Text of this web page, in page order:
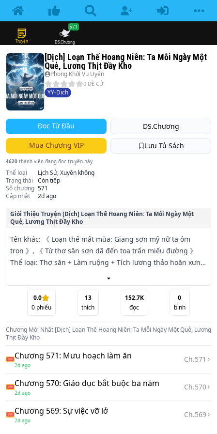
Truyện DS.Chương
571
[Dịch] Loạn Thế Hoang Niên: Ta Mỗi Ngày Một
Quẻ, Lương Thịt Đầy Kho
Phong Khởi Vu Uyên
0 ĐỀ CỬ
YY-Dịch
Đọc Từ Đầu DS.Chương
Mua Chương VIP Lưu Tủ Sách
4620 thành viên đang đọc truyện này
Thể loại
Lịch Sử, Xuyên không
Trạng thái
Còn tiếp
Số chương 571
Cập nhật
2d ago
Giói Thiệu Truyện [Dịch] Loạn Thế Hoang Niên: Ta Mỗi Ngày Một
Quẻ, Lương Thịt Đầy Kho
Tên khác: 《 Loạn thế mất mùa: Giang sơn mỹ nữ ta ôm
trọn 》, 《 Từ thợ săn sơn dã đến tọa trấn miếu đường 》
Thể loại: Thợ săn + Làm ruộng + Tích lương thảo hoãn xưng
【 Mệnh tinh hiện tại: Sơn dân 】
【 Vận thế hôm nay: Phúc họa tương y (Phúc họa song
hành) 】
【 Đại Cát: Phía bắc chân núi Nhị Hắc Sơn, có một con nai
già vừa chết, tới đó có thể thu được da thịt nguyên vẹn. 】
【 Bình: Chân núi Tiểu Hắc Sơn, một con gà rừng bị mắc
vào bụi gai, nhanh chóng đi tới có lẽ sẽ có thu hoạch bất
ngờ. 】
【 Đại Hung: Phía nam Nhị Hắc Sơn, một con lợn rừng bị
thương mất máu quá nhiều, tới đó có thể thu được thịt,
nhưng phải cẩn thận đám thợ săn đang đuổi bắt nó, bọn
0.0
0 phiếu
13
thích
152.7K
đọc
0
bình
Chương Mới Nhất [Dịch] Loạn Thế Hoang Niên: Ta Mỗi Ngày Một Quẻ, Lương
Thịt Đầy Kho
Chương 571: Mưu hoạch làm ăn
2d ago
Ch.571
Chương 570: Giáo dục bắt buộc ba năm
2d ago
Ch.570
Chương 569: Sự việc vỡ lở
2d ago
Ch.569